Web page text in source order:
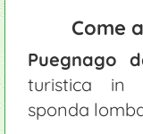
Come
Puegnago
turistica in
sponda